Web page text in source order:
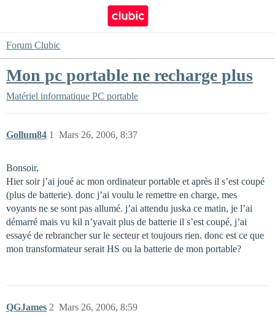
Forum Clubic
Mon pc portable ne recharge plus
Matériel informatique PC portable
Gollum84 Mars 26, 2006, 8:37
1
Bonsoir,
Hier soir j’ai joué ac mon ordinateur portable et après il s’est coupé
(plus de batterie). donc j’ai voulu le remettre en charge, mes
voyants ne se sont pas allumé. j’ai attendu juska ce matin, je l’ai
démarré mais vu kil n’yavait plus de batterie il s’est coupé, j’ai
essayé de rebrancher sur le secteur et toujours rien. donc est ce que
mon transformateur serait HS ou la batterie de mon portable?
QGJames Mars 26, 2006, 8:59
2